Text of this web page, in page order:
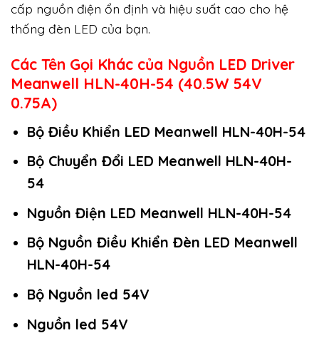
cấp nguồn điện ổn định và hiệu suất cao cho hệ
thống đèn LED của bạn.
Các Tên Gọi Khác của Nguồn LED Driver
Meanwell HLN-40H-54 (40.5W 54V
0.75A)
Bộ Điều Khiển LED Meanwell HLN-40H-54
Bộ Chuyển Đổi LED Meanwell HLN-40H-
54
Nguồn Điện LED Meanwell HLN-40H-54
Bộ Nguồn Điều Khiển Đèn LED Meanwell
HLN-40H-54
Bộ Nguồn led 54V
Nguồn led 54V